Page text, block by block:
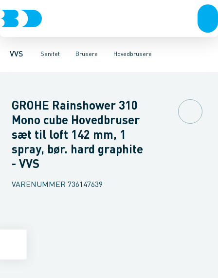
VVS Sanitet
Rør & fittingsPressfittings & rørKuglehaner & ventiler
Brusere
Toiletter, sæder og cisterner VaskeArmaturer
Hovedbrusere
HåndbrusereBruseslanger BrusesætBrusestænger
GROHE Rainshower 310
Mono cube Hovedbruser
sæt til loft 142 mm, 1
spray, bør. hard graphite
- VVS
VARENUMMER 736147639